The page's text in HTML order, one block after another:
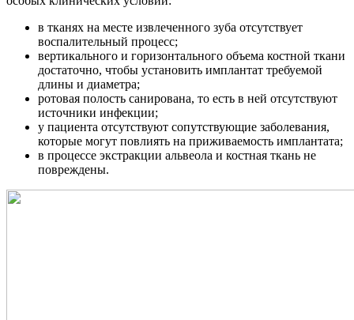
в тканях на месте извлеченного зуба отсутствует
воспалительный процесс;
вертикального и горизонтального объема костной ткани
достаточно, чтобы установить имплантат требуемой
длины и диаметра;
ротовая полость санирована, то есть в ней отсутствуют
источники инфекции;
у пациента отсутствуют сопутствующие заболевания,
которые могут повлиять на приживаемость имплантата;
в процессе экстракции альвеола и костная ткань не
повреждены.